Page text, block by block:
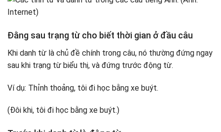
Đằng sau trạng từ cho biết thời gian ở đầu câu
Khi danh từ là chủ đề chính trong câu, nó thường đứng ngay
sau khi trạng từ biểu thị, và đứng trước động từ.
Ví dụ: Thỉnh thoảng, tôi đi học bằng xe buýt.
(Đôi khi, tôi đi học bằng xe buýt.)